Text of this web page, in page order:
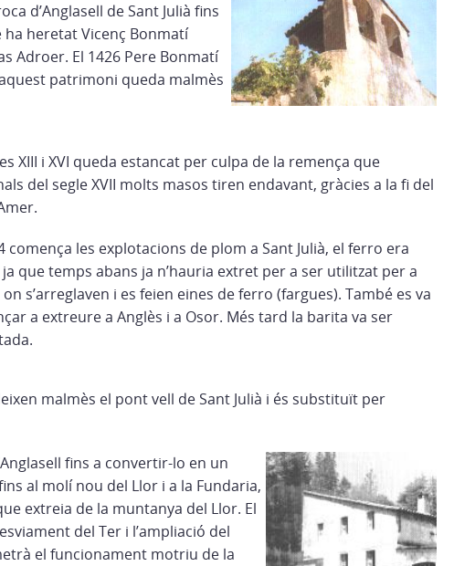
d’Anglasell de Sant Julià fins
heretat Vicenç Bonmatí
Adroer. El 1426 Pere Bonmatí
patrimoni queda malmès
XIII i XVI queda estancat per culpa de la remença que
del segle XVII molts masos tiren endavant, gràcies a la fi del
comença les explotacions de plom a Sant Julià, el ferro era
ja que temps abans ja n’hauria extret per a ser utilitzat per a
s’arreglaven i es feien eines de ferro (fargues). També es va
a extreure a Anglès i a Osor. Més tard la barita va ser
malmès el pont vell de Sant Julià i és substituït per
fins a convertir-lo en un
al molí nou del Llor i a la Fundaria,
extreia de la muntanya del Llor. El
del Ter i l’ampliació del
el funcionament motriu de la